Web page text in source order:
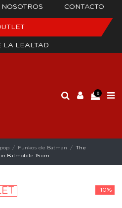
CONTACTO
LA LEALTAD
0
Funkos de Batman
The
Batmobile 15 cm
-10%